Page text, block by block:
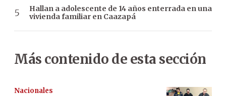
Hallan a adolescente de 14 años enterrada en una
vivienda familiar en Caazapá
Más contenido de esta sección
Nacionales